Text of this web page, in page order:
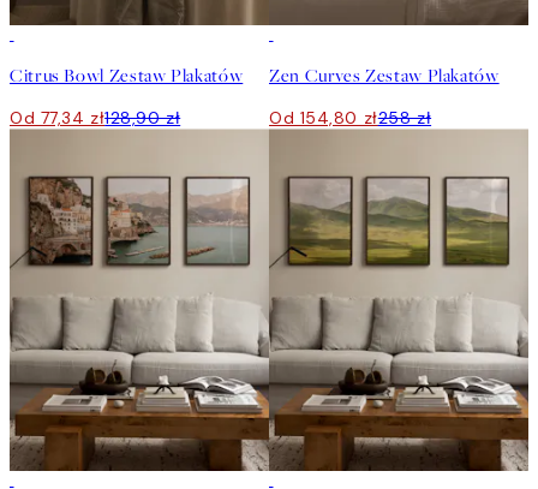
Citrus Bowl Zestaw Plakatów
Od 77,34 zł128,90 zł
Zen Curves Zestaw Plakatów
Od 154,80 zł258 zł